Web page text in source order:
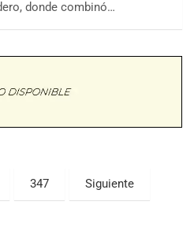
donde combinó…
347 Siguiente